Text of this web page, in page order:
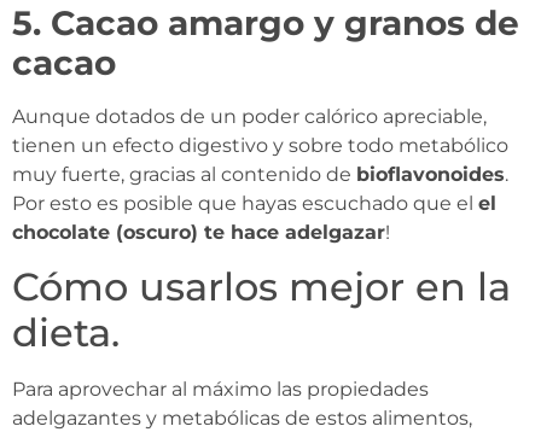
5. Cacao amargo y granos de
cacao
Aunque dotados de un poder calórico apreciable,
tienen un efecto digestivo y sobre todo metabólico
muy fuerte, gracias al contenido de bioflavonoides.
Por esto es posible que hayas escuchado que el el
chocolate (oscuro) te hace adelgazar!
Cómo usarlos mejor en la
dieta.
Para aprovechar al máximo las propiedades
adelgazantes y metabólicas de estos alimentos,